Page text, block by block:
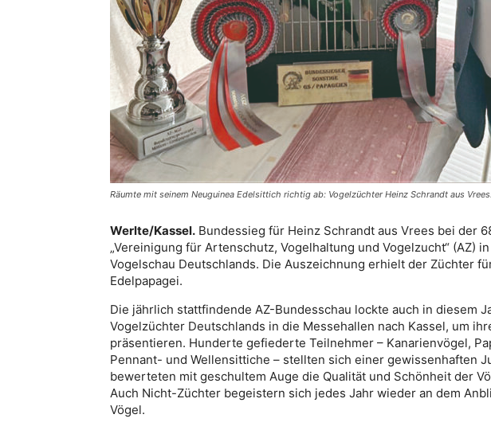
Räumte mit seinem Neuguinea Edelsittich richtig ab: Vogelzüchter Heinz Schrandt aus
Werlte/Kassel. Bundessieg für Heinz Schrandt aus Vrees bei der
„Vereinigung für Artenschutz, Vogelhaltung und Vogelzucht“ (AZ)
Vogelschau Deutschlands. Die Auszeichnung erhielt der Züchter
Edelpapagei.
Die jährlich stattfindende AZ-Bundesschau lockte auch in diesem
Vogelzüchter Deutschlands in die Messehallen nach Kassel, um
präsentieren. Hunderte gefiederte Teilnehmer – Kanarienvögel,
Pennant- und Wellensittiche – stellten sich einer gewissenhaften
bewerteten mit geschultem Auge die Qualität und Schönheit der
Auch Nicht-Züchter begeistern sich jedes Jahr wieder an dem
Vögel.